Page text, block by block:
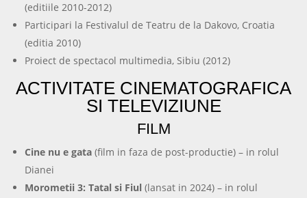
(editiile 2010-2012)
Participari la Festivalul de Teatru de la Dakovo, Croatia
(editia 2010)
Proiect de spectacol multimedia, Sibiu (2012)
ACTIVITATE CINEMATOGRAFICA
SI TELEVIZIUNE
FILM
Cine nu e gata (film in faza de post-productie) – in rolul
Dianei
Morometii 3: Tatal si Fiul (lansat in 2024) – in rolul